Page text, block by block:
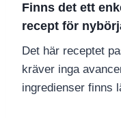
Finns det ett
recept för
Det här receptet
kräver inga
ingredienser finns